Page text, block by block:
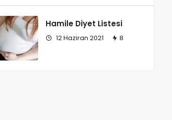
Hamile Diyet Listesi
12 Haziran 2021 8